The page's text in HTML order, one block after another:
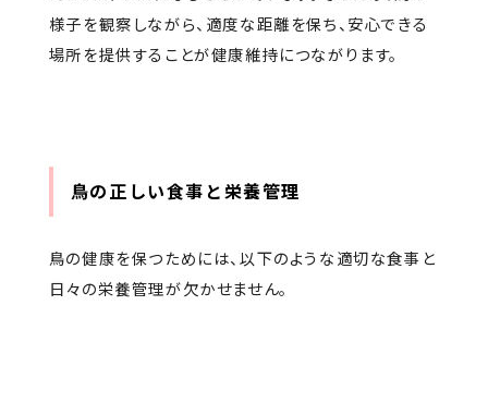
様子を観察しながら、適度な距離を保ち、安心できる
場所を提供することが健康維持につながります。
鳥の正しい食事と栄養管理
鳥の健康を保つためには、以下のような適切な食事と
日々の栄養管理が欠かせません。